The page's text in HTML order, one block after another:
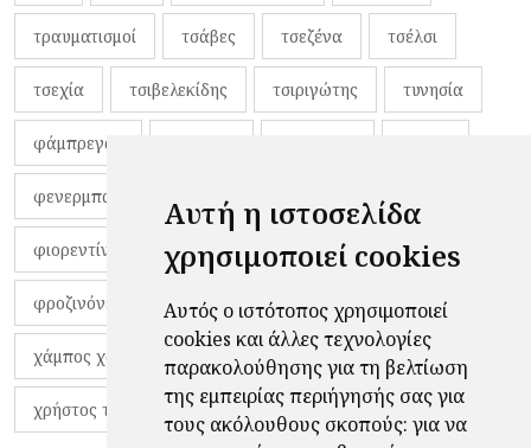
Αυτή η ιστοσελίδα
χρησιμοποιεί cookies
Αυτός ο ιστότοπος χρησιμοποιεί
cookies και άλλες τεχνολογίες
παρακολούθησης για τη βελτίωση
της εμπειρίας περιήγησής σας για
τους ακόλουθους σκοπούς: για να
τραυματισμοί τσάβες τσεζένα τσέλσι
τσεχία τσιβελεκίδης τσιριγώτης τυνησία
φάμπρεγας
φενερμπαχτσέ φερνάντο τόρες φίλαθλοι
φιορεντίνα φιρμίνο φρανκ ντε μπουρ
φροζινόνε φωκικός χαβίτο
χάμπος χαραλάμπους χάρι πότερ
χρήστος τζόλης